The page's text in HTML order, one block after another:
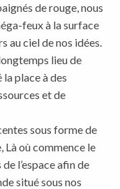
de rouge, nous
feux à la surface
au ciel de nos idées.
lieu de
place à des
et de
sous forme de
où commence le
l’espace afin de
situé sous nos